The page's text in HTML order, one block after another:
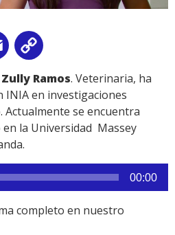
Email
Link
Ramos. Veterinaria, ha
INIA en investigaciones
se encuentra
la Universidad Massey
00:00
completo en nuestro